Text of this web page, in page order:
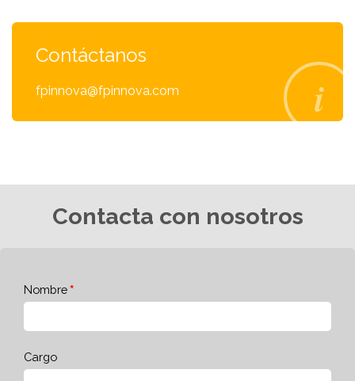
Contáctanos
fpinnova@fpinnova.com
Contacta con nosotros
Nombre
Cargo